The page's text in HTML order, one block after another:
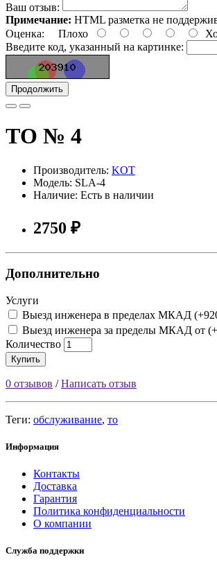
Ваш отзыв:
Примечание: HTML разметка не
Оценка: Плохо
Введите код, указанный на картинке:
Продолжить
ТО № 4
Производитель: KOT
Модель: SLA-4
Наличие: Есть в наличии
2750 ₽
Дополнительно
Услуги
Выезд инженера в пределах МКАД
Выезд инженера за пределы МКАД от
Количество
Купить
0 отзывов /Написать отзыв
Теги: обслуживание, то
Информация
Контакты
Доставка
Гарантия
Политика конфиденциальности
О компании
Служба поддержки